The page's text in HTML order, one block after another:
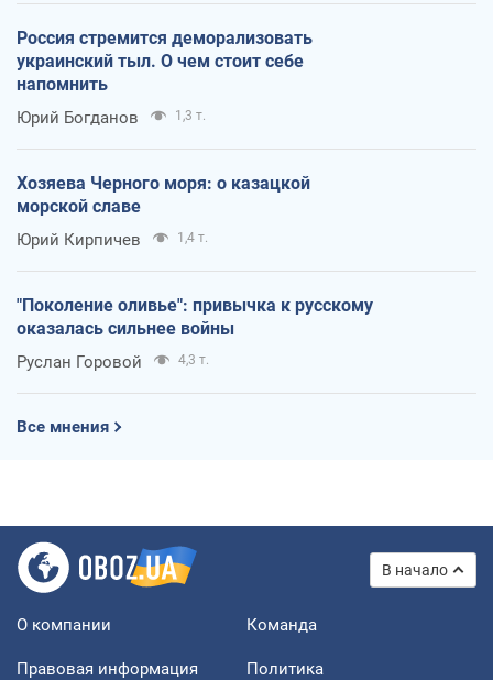
Россия стремится деморализовать
украинский тыл. О чем стоит себе
напомнить
Юрий Богданов 1,3 т.
Хозяева Черного моря: о казацкой
морской славе
Юрий Кирпичев 1,4 т.
"Поколение оливье": привычка к русскому
оказалась сильнее войны
Руслан Горовой 4,3 т.
Все мнения
В начало
О компании Команда
Правовая информация
Политика